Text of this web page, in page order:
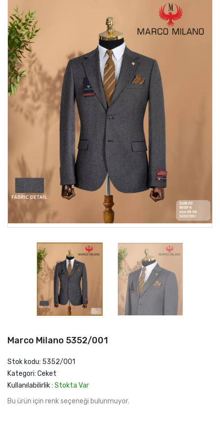
Marco Milano 5352/001
Stok kodu: 5352/001
Kategori: Ceket
Kullanılabilirlik : Stokta Var
Bu ürün için renk seçeneği bulunmuyor.